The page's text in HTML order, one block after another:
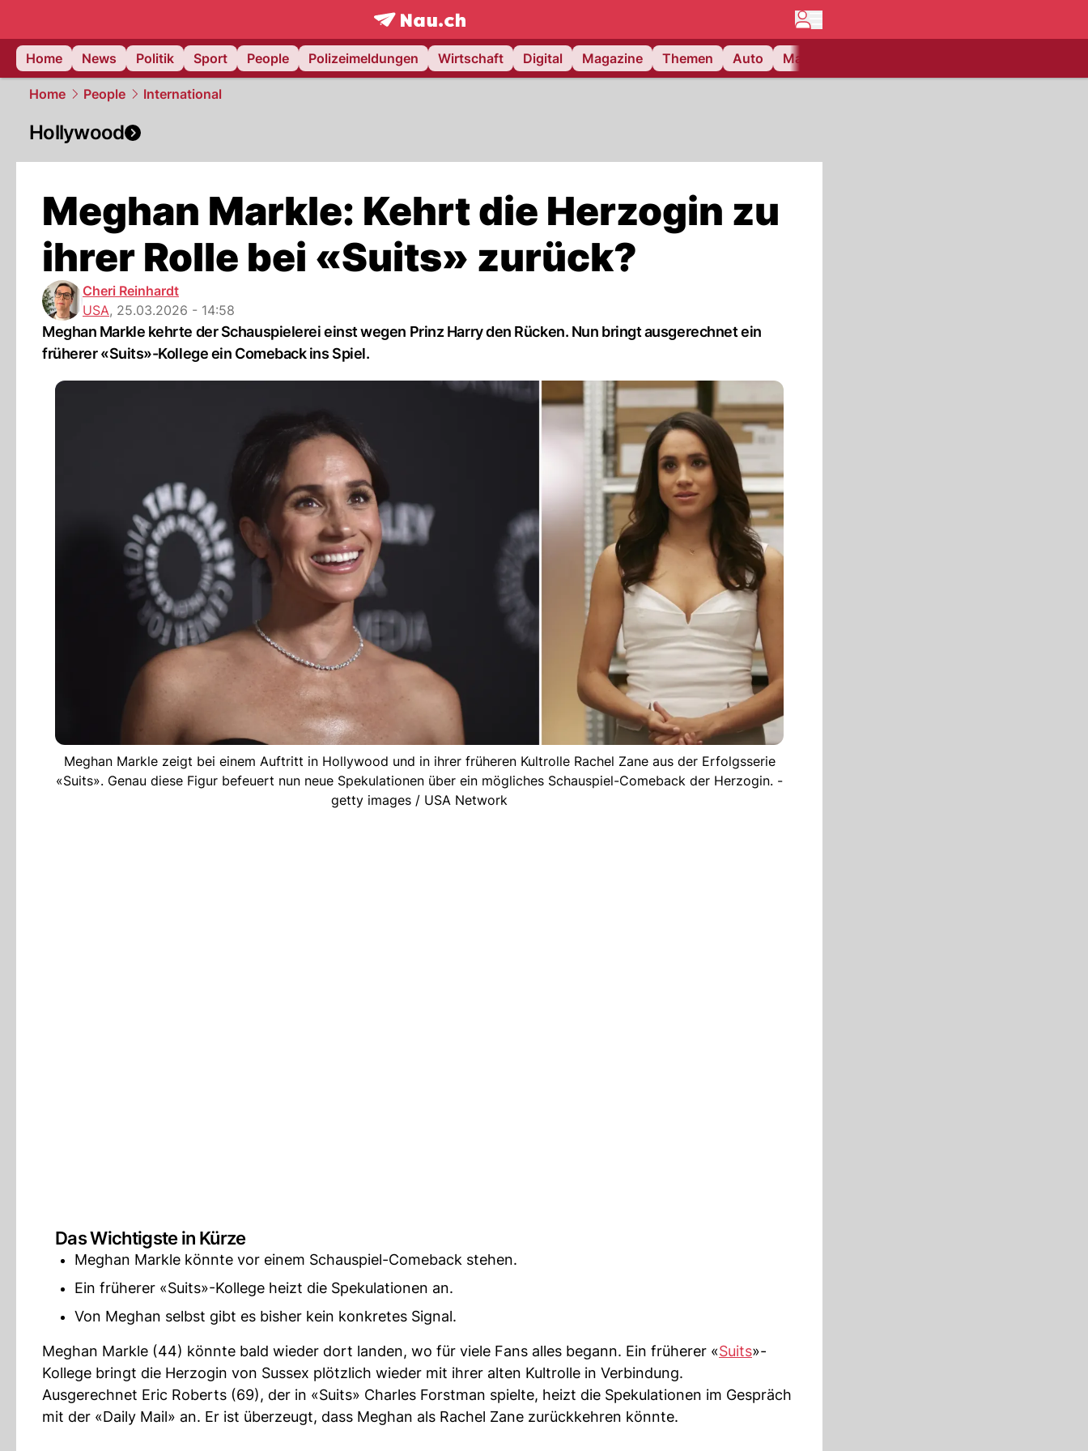
frontpage.NAU.ch
Home
News Politik Sport People Polizeimeldungen Wirtschaft Digital Magazine Themen Auto Matchcenter
Home People International
Hollywood
Meghan Markle: Kehrt die Herzogin zu
ihrer Rolle bei «Suits» zurück?
Cheri Reinhardt
USA, 25.03.2026 - 14:58
Meghan Markle kehrte der Schauspielerei einst wegen Prinz Harry den Rücken. Nun bringt ausgerechnet ein
früherer «Suits»-Kollege ein Comeback ins Spiel.
Meghan Markle zeigt bei einem Auftritt in Hollywood und in ihrer früheren Kultrolle Rachel Zane aus der Erfolgsserie
«Suits». Genau diese Figur befeuert nun neue Spekulationen über ein mögliches Schauspiel-Comeback der Herzogin. -
getty images / USA Network
Das Wichtigste in Kürze
Meghan Markle könnte vor einem Schauspiel-Comeback stehen.
Ein früherer «Suits»-Kollege heizt die Spekulationen an.
Von Meghan selbst gibt es bisher kein konkretes Signal.
Meghan Markle (44) könnte bald wieder dort landen, wo für viele Fans alles begann. Ein früherer «Suits»-
Kollege bringt die Herzogin von Sussex plötzlich wieder mit ihrer alten Kultrolle in Verbindung.
Ausgerechnet Eric Roberts (69), der in «Suits» Charles Forstman spielte, heizt die Spekulationen im Gespräch
mit der «Daily Mail» an. Er ist überzeugt, dass Meghan als Rachel Zane zurückkehren könnte.